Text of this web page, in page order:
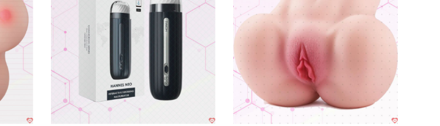
trải nghiệm vô cùng khác biệt thiết kếcác nếp gấp đảo ngược bên trong âm
cảm nhất , mang đến sự sung sướng mãnh liệt.